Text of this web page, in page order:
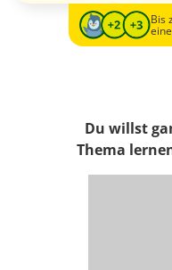
Bis
Du willst
Thema